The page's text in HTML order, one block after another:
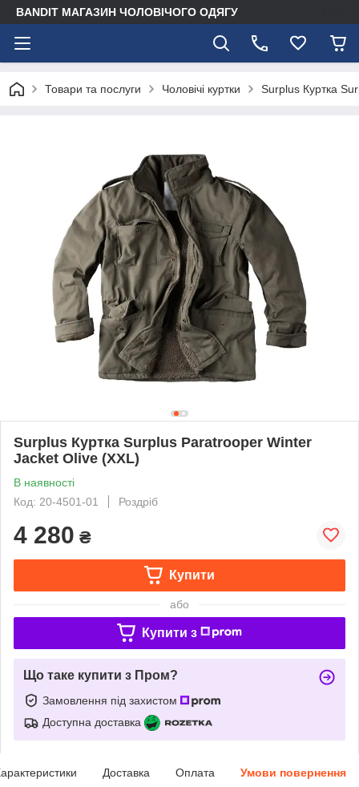
BANDIT МАГАЗИН ЧОЛОВІЧОГО ОДЯГУ
Товари та послуги Чоловічі куртки Surplus Куртка
Surplus Куртка Surplus Paratrooper Winter
Jacket Olive (XXL)
В наявності
Код: 20-4501-01
Роздріб
4 280 ₴
Купити
або
Купити з
Що таке купити з Пром?
Замовлення під захистом
Доступна доставка
Доставка Оплата Умови повернення